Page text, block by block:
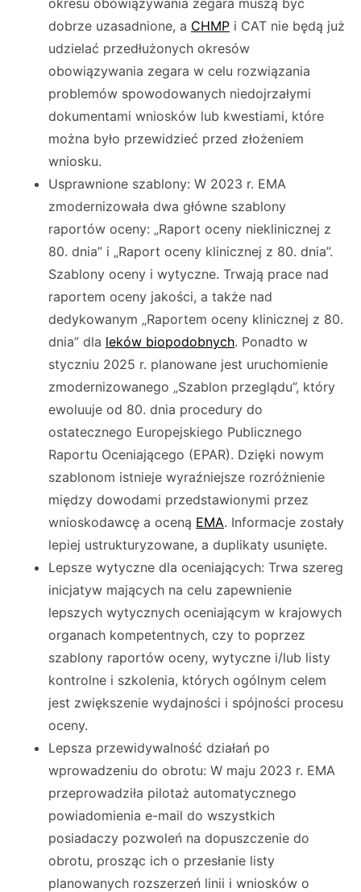
okresu obowiązywania zegara muszą być
dobrze uzasadnione, a CHMP i CAT nie będą już
udzielać przedłużonych okresów
obowiązywania zegara w celu rozwiązania
problemów spowodowanych niedojrzałymi
dokumentami wniosków lub kwestiami, które
można było przewidzieć przed złożeniem
wniosku.
Usprawnione szablony: W 2023 r. EMA
zmodernizowała dwa główne szablony
raportów oceny: „Raport oceny nieklinicznej z
80. dnia” i „Raport oceny klinicznej z 80. dnia”.
Szablony oceny i wytyczne. Trwają prace nad
raportem oceny jakości, a także nad
dedykowanym „Raportem oceny klinicznej z 80.
dnia” dla leków biopodobnych. Ponadto w
styczniu 2025 r. planowane jest uruchomienie
zmodernizowanego „Szablon przeglądu”, który
ewoluuje od 80. dnia procedury do
ostatecznego Europejskiego Publicznego
Raportu Oceniającego (EPAR). Dzięki nowym
szablonom istnieje wyraźniejsze rozróżnienie
między dowodami przedstawionymi przez
wnioskodawcę a oceną EMA. Informacje zostały
lepiej ustrukturyzowane, a duplikaty usunięte.
Lepsze wytyczne dla oceniających: Trwa szereg
inicjatyw mających na celu zapewnienie
lepszych wytycznych oceniającym w krajowych
organach kompetentnych, czy to poprzez
szablony raportów oceny, wytyczne i/lub listy
kontrolne i szkolenia, których ogólnym celem
jest zwiększenie wydajności i spójności procesu
oceny.
Lepsza przewidywalność działań po
wprowadzeniu do obrotu: W maju 2023 r. EMA
przeprowadziła pilotaż automatycznego
powiadomienia e-mail do wszystkich
posiadaczy pozwoleń na dopuszczenie do
obrotu, prosząc ich o przesłanie listy
planowanych rozszerzeń linii i wniosków o